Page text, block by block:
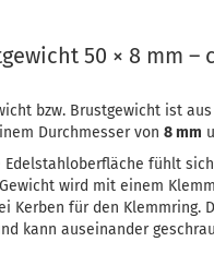
50 × 8 mm –
bzw. Brustgewicht ist
Durchmesser von 8 mm
fühlt
wird mit einem
Kerben für den Klemmring.
kann auseinander